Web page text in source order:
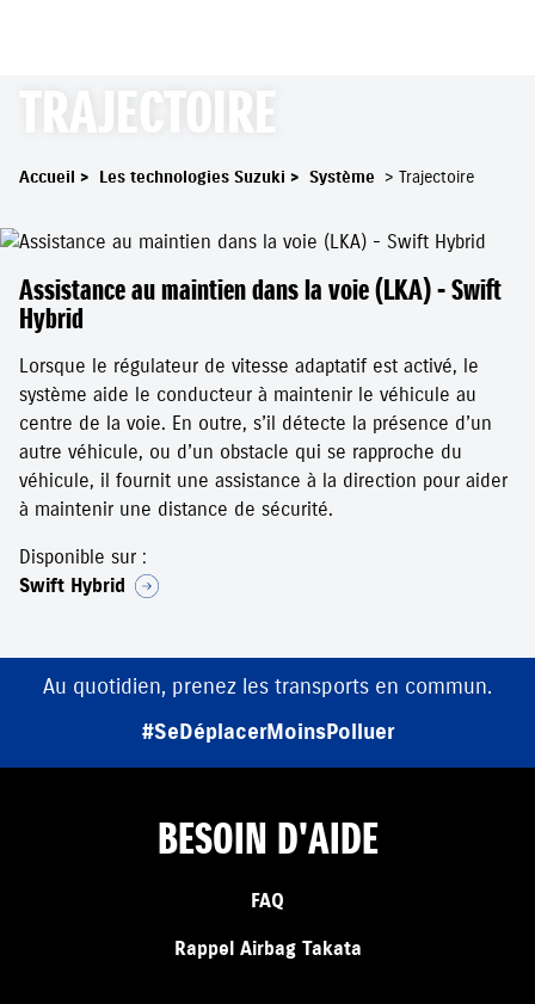
TRAJECTOIRE
Accueil > Les technologies Suzuki > Système > Trajectoire
Assistance au maintien dans la voie (LKA) - Swift
Hybrid
Lorsque le régulateur de vitesse adaptatif est activé, le
système aide le conducteur à maintenir le véhicule au
centre de la voie. En outre, s’il détecte la présence d’un
autre véhicule, ou d’un obstacle qui se rapproche du
véhicule, il fournit une assistance à la direction pour aider
à maintenir une distance de sécurité.
Disponible sur :
Swift Hybrid
Au quotidien, prenez les transports en commun.
#SeDéplacerMoinsPolluer
BESOIN D'AIDE
FAQ
Rappel Airbag Takata